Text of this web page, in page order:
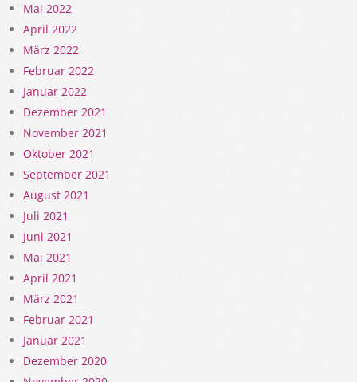
Mai 2022
April 2022
März 2022
Februar 2022
Januar 2022
Dezember 2021
November 2021
Oktober 2021
September 2021
August 2021
Juli 2021
Juni 2021
Mai 2021
April 2021
März 2021
Februar 2021
Januar 2021
Dezember 2020